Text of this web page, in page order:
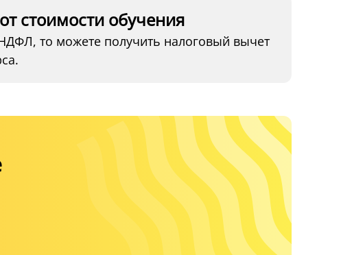
стоимости обучения
то можете получить налоговый вычет